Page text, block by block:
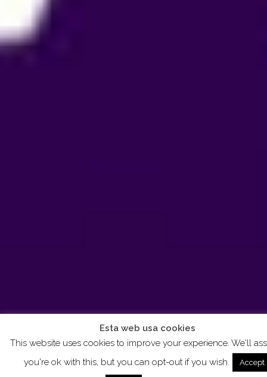
Esta web usa cookies
This website uses cookies to improve your experience. We'll
you're ok with this, but you can opt-out if you wish.
Accept